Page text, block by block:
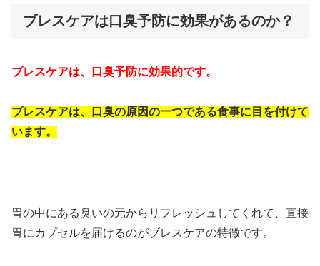
ブレスケアは口臭予防に効果があるのか？
ブレスケアは、口臭予防に効果的です。
ブレスケアは、口臭の原因の一つである食事に目を付けて
います。
胃の中にある臭いの元からリフレッシュしてくれて、直接
胃にカプセルを届けるのがブレスケアの特徴です。